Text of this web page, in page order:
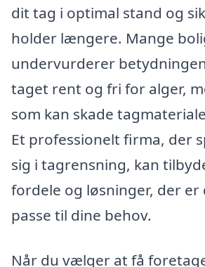
dit tag i optimal stand og
holder længere. Mange
undervurderer
taget rent og fri for alger,
som kan skade
Et professionelt firma, der
sig i tagrensning, kan
fordele og løsninger, der er
passe til dine behov.
Når du vælger at få